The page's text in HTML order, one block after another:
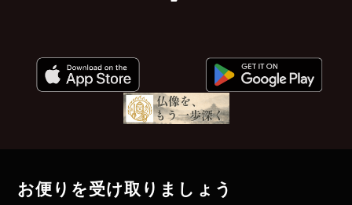
お便りを受け取りましょう